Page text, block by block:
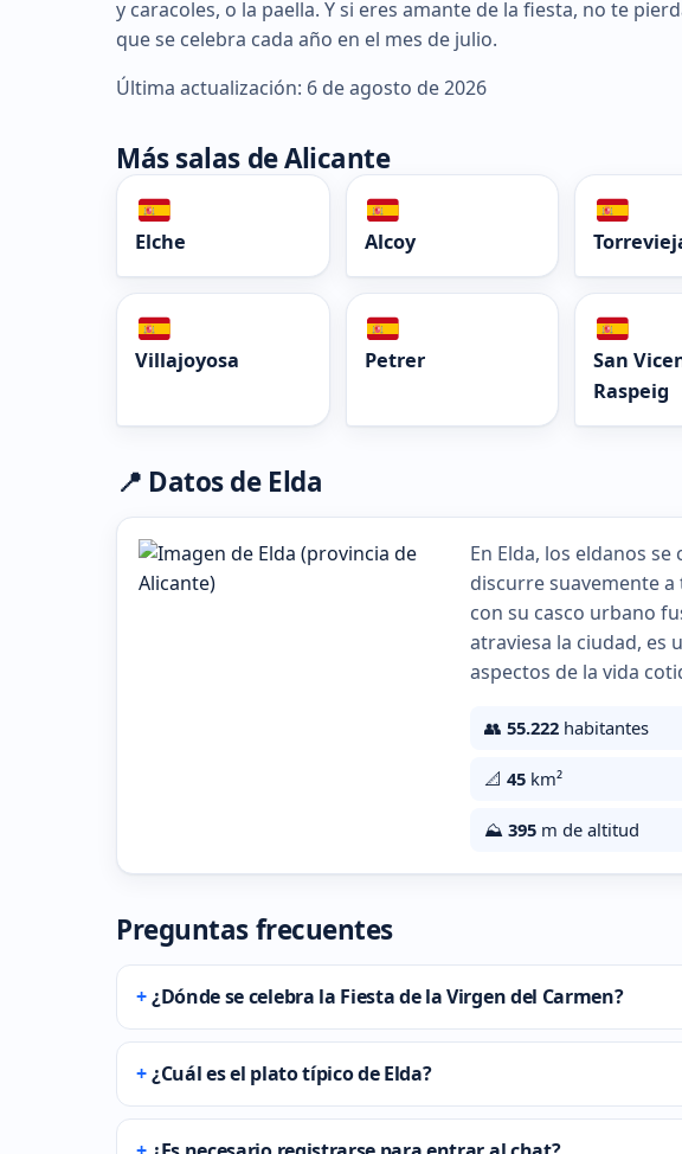
y caracoles, o la paella. Y si eres amante de la fiesta, no te
que se celebra cada año en el mes de julio.
Última actualización: 6 de agosto de 2026
Más salas de Alicante
Elche Alcoy
Villajoyosa Petrer
San
Raspeig
📍 Datos de Elda
En Elda, los eldanos
discurre suavemente
con su casco urbano
atraviesa la ciudad, es
aspectos de la vida
👥 55.222 habitantes
📐 45 km²
⛰️ 395 m de altitud
Preguntas frecuentes
¿Dónde se celebra la Fiesta de la Virgen del Carmen?
¿Cuál es el plato típico de Elda?